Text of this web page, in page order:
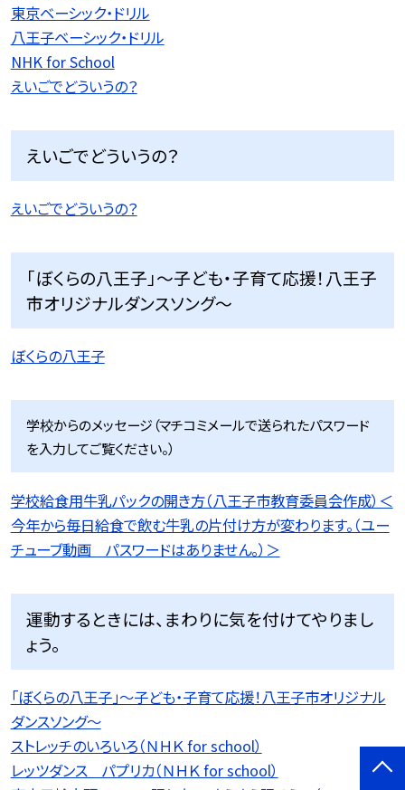
東京ベーシック・ドリル
八王子ベーシック・ドリル
NHK for School
えいごでどういうの？
えいごでどういうの？
えいごでどういうの？
「ぼくらの八王子」〜子ども・子育て応援！八王子
市オリジナルダンスソング〜
ぼくらの八王子
学校からのメッセージ（マチコミメールで送られたパスワード
を入力してご覧ください。）
学校給食用牛乳パックの開き方（八王子市教育委員会作成）＜
今年から毎日給食で飲む牛乳の片付け方が変わります。（ユー
チューブ動画 パスワードはありません。）＞
運動するときには、まわりに気を付けてやりまし
ょう。
「ぼくらの八王子」〜子ども・子育て応援！八王子市オリジナル
ダンスソング〜
ストレッチのいろいろ（ＮＨＫ for school）
レッツダンス パプリカ（ＮＨＫ for school）